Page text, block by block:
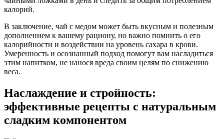
калорий.
В заключение, чай с медом может быть вкусным и полезным
дополнением к вашему рациону, но важно помнить о его
калорийности и воздействии на уровень сахара в крови.
Умеренность и осознанный подход помогут вам насладиться
этим напитком, не нанося вреда своим целям по снижению
веса.
Наслаждение и стройность:
эффективные рецепты с натуральным
сладким компонентом